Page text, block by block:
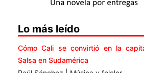
Lo más leído
Cómo Cali se convirtió en la
Salsa en Sudamérica